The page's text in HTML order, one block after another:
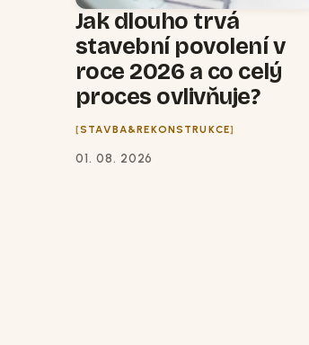
Jak dlouho trvá
stavební povolení v
roce 2026 a co celý
proces ovlivňuje?
STAVBA&REKONSTRUKCE
01. 08. 2026